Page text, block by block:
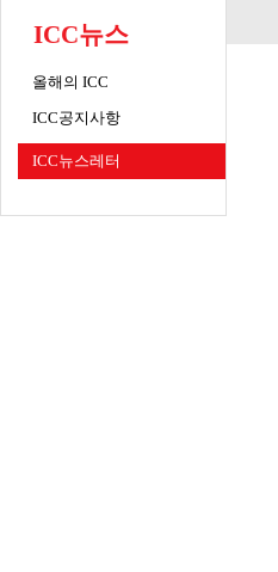
ICC뉴스
올해의 ICC
ICC공지사항
ICC뉴스레터